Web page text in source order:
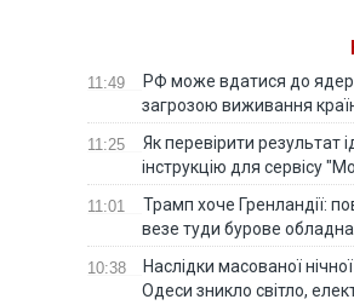
11:49
РФ може вдатися до
загрозою виживання
11:25
Як перевірити результат
інструкцію для сервісу
11:01
Трамп хоче Гренландії:
везе туди бурове
10:38
Наслідки масованої
Одеси зникло світло,